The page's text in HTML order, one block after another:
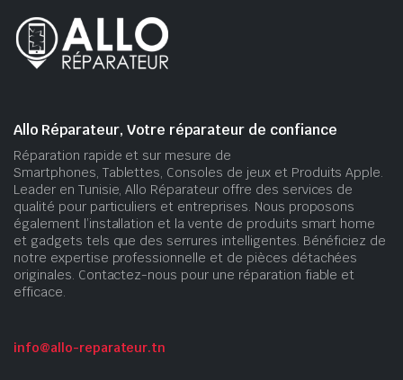
Allo Réparateur, Votre réparateur de confiance
Réparation rapide et sur mesure de
Smartphones, Tablettes, Consoles de jeux et Produits Apple.
Leader en Tunisie, Allo Réparateur offre des services de
qualité pour particuliers et entreprises. Nous proposons
également l’installation et la vente de produits smart home
et gadgets tels que des serrures intelligentes. Bénéficiez de
notre expertise professionnelle et de pièces détachées
originales. Contactez-nous pour une réparation fiable et
efficace.
info@allo-reparateur.tn